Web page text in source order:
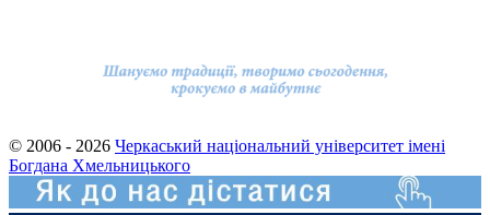
© 2006 - 2026 Черкаський національний університет імені
Богдана Хмельницького